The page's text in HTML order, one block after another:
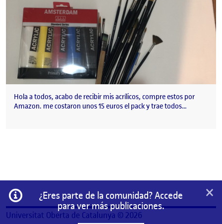
Hola a todos, acabo de recibir mis acrílicos, compre estos por
Amazon. me costaron unos 15 euros el pack y trae todos…
Información
¿Eres parte de la comunidad? Accede
para ver más publicaciones.
×
Universitat Oberta de Catalunya © 2026